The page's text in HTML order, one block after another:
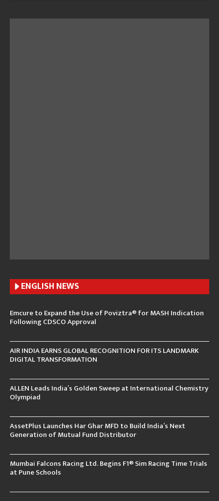
ENGLISH NEWS
Emcure to Expand the Use of Poviztra® for MASH Indication
Following CDSCO Approval
AIR INDIA EARNS GLOBAL RECOGNITION FOR ITS LANDMARK
DIGITAL TRANSFORMATION
ALLEN Leads India’s Golden Sweep at International Chemistry
Olympiad
AssetPlus Launches Har Ghar MFD to Build India’s Next
Generation of Mutual Fund Distributor
Mumbai Falcons Racing Ltd. Begins F1® Sim Racing Time Trials
at Pune Schools